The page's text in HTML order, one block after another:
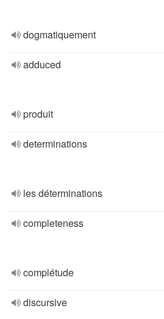
dogmatiquement
adduced
produit
determinations
les déterminations
completeness
complétude
discursive